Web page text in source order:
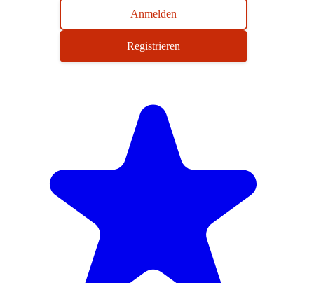
Anmelden
Registrieren